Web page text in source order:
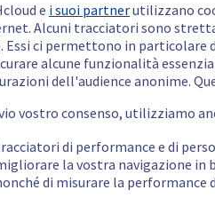
e i suoi partnerutilizzano
Alcuni tracciatori sono
Essi ci permettono in particolare
alcune funzionalità
dell'audience anonime.
vostro consenso, utilizziamo
di performance e di
la vostra navigazione in
di misurare la performance